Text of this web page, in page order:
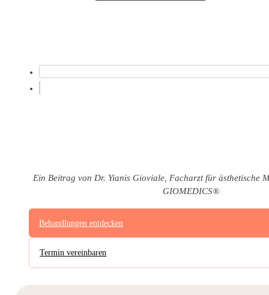
Ein Beitrag von Dr. Yianis Gioviale, Facharzt für ästhetische
GIOMEDICS®
Behandlungen entdecken
Termin vereinbaren